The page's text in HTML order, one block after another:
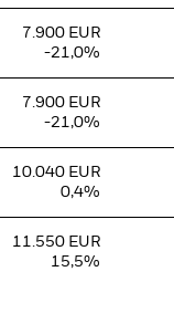
7.900 EUR
-21,0%
7.900 EUR
-21,0%
10.040 EUR
0,4%
11.550 EUR
15,5%